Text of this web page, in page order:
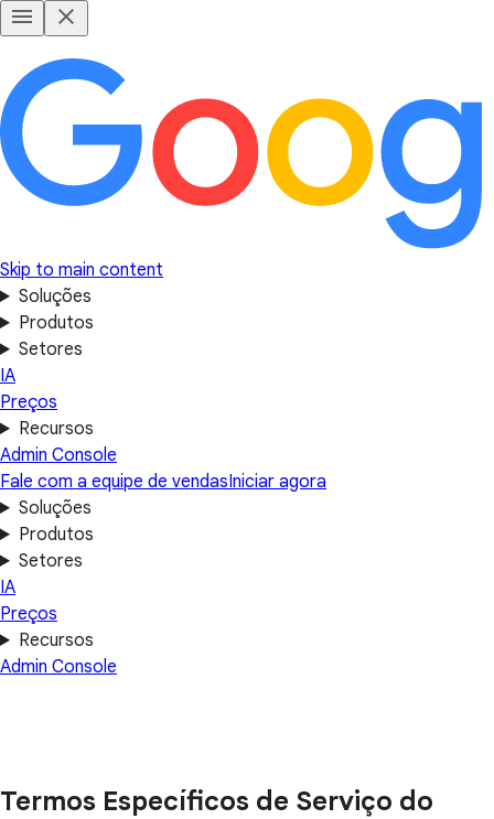
Skip to main content
Soluções
Produtos
Setores
IA
Preços
Recursos
Admin Console
Fale com a equipe de vendasIniciar agora
Soluções
Produtos
Setores
IA
Preços
Recursos
Admin Console
Termos Específicos de Serviço do